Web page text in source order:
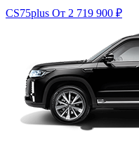
CS75plus От 2 719 900 ₽